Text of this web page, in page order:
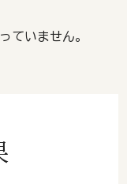
ていません。